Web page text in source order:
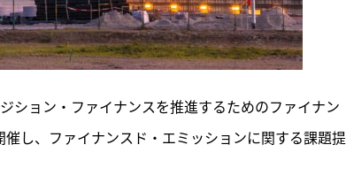
ション・ファイナンスを推進するためのファイナン
し、ファイナンスド・エミッションに関する課題提